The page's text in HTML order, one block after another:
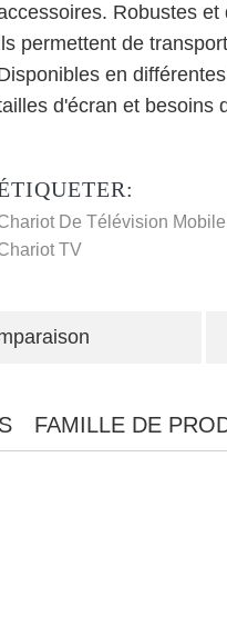
Robustes
permettent de
en
d'écran et besoins
De Télévision Mobile
TV
FAMILLE DE